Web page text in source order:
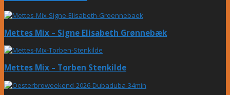
Mettes Mix – Signe Elisabeth Grønnebæk
Mettes Mix – Torben Stenkilde